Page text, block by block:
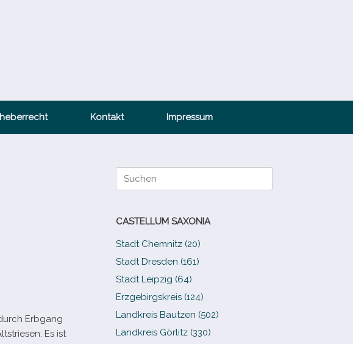
Kontakt Impressum
Erbgang
Es ist
Suche
nach:
CASTELLUM SAXONIA
Stadt Chemnitz (20)
Stadt Dresden (161)
Stadt Leipzig (64)
Erzgebirgskreis (124)
Landkreis Bautzen (502)
Landkreis Görlitz (330)